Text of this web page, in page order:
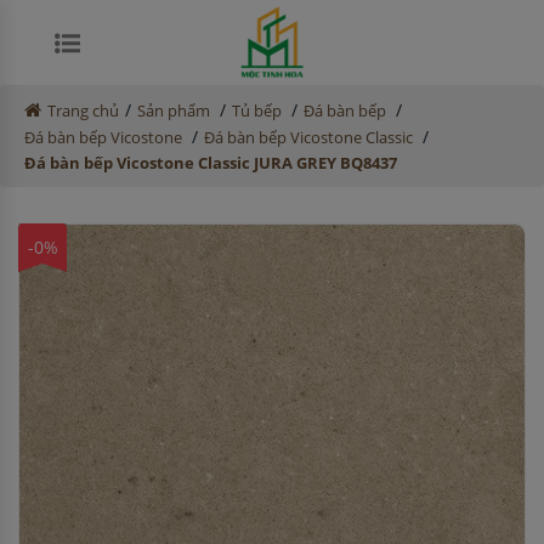
Trang chủ / Sản phẩm / Tủ bếp / Đá bàn bếp /
Đá bàn bếp Vicostone / Đá bàn bếp Vicostone Classic /
Đá bàn bếp Vicostone Classic JURA GREY BQ8437
-0%